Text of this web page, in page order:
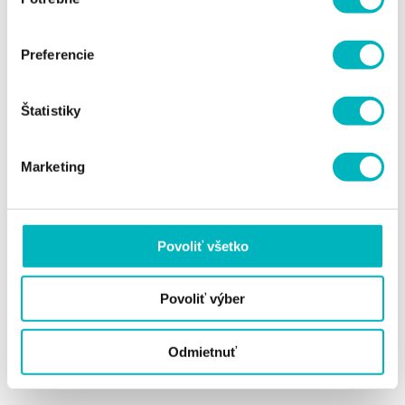
Preferencie
Štatistiky
Marketing
Povoliť všetko
Povoliť výber
Odmietnuť